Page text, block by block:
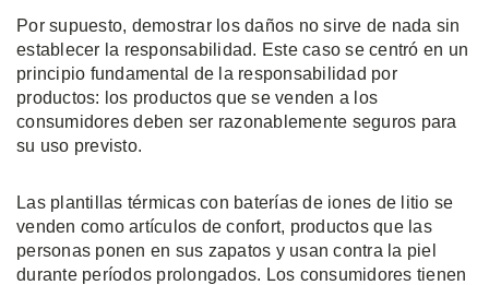
Por supuesto, demostrar los daños no sirve de nada sin
establecer la responsabilidad. Este caso se centró en un
principio fundamental de la responsabilidad por
productos: los productos que se venden a los
consumidores deben ser razonablemente seguros para
su uso previsto.
Las plantillas térmicas con baterías de iones de litio se
venden como artículos de confort, productos que las
personas ponen en sus zapatos y usan contra la piel
durante períodos prolongados. Los consumidores tienen